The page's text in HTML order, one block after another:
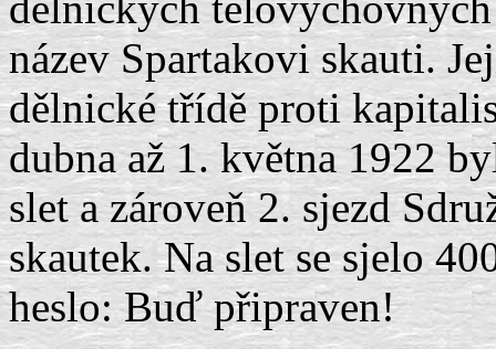
název Spartakovi skauti.
dělnické třídě proti
dubna až 1. května 1922
slet a zároveň 2. sjezd
skautek. Na slet se sjelo
heslo: Buď připraven!